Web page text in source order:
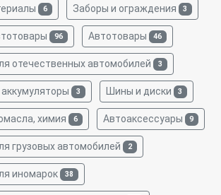
6 Заборы и ограждения 3
96 Автотовары 46
отечественных автомобилей 3
3 Шины и диски 3
химия 6 Автоаксессуары 9
грузовых автомобилей 2
иномарок 38